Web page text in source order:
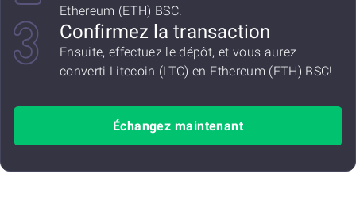
Ethereum (ETH) BSC.
Confirmez la transaction
Ensuite, effectuez le dépôt, et vous aurez
converti Litecoin (LTC) en Ethereum (ETH) BSC!
Échangez maintenant